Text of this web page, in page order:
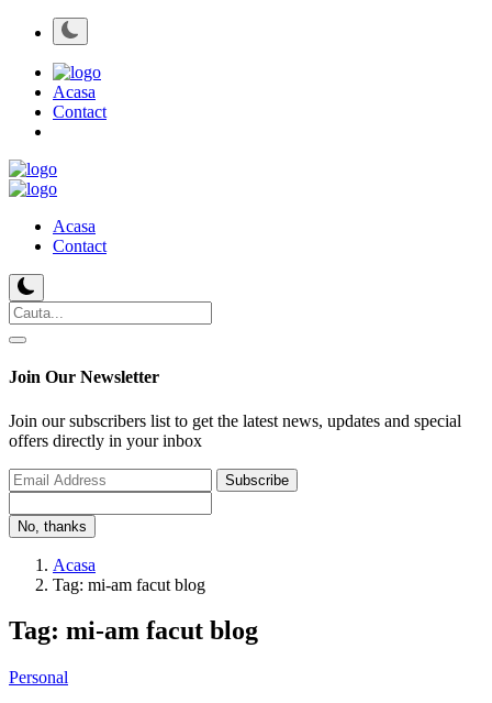
Acasa
Contact
Acasa
Contact
Join Our Newsletter
Join our subscribers list to get the latest news, updates and special
offers directly in your inbox
Subscribe
No, thanks
Acasa
Tag: mi-am facut blog
Tag: mi-am facut blog
Personal